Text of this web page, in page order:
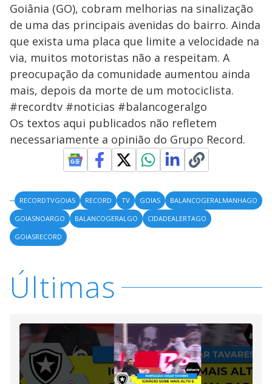
Goiânia (GO), cobram melhorias na sinalização
de uma das principais avenidas do bairro. Ainda
que exista uma placa que limite a velocidade na
via, muitos motoristas não a respeitam. A
preocupação da comunidade aumentou ainda
mais, depois da morte de um motociclista.
#recordtv #noticias #balancogeralgo
Os textos aqui publicados não refletem
necessariamente a opinião do Grupo Record.
RECORDTVGOIAS RECORD TV GOIAS
BALANCOGERALMANHAGO
GOIASNOARGO
BALANCOGERALGO
CIDADEALERTAGO
GOIASRECORD
Últimas